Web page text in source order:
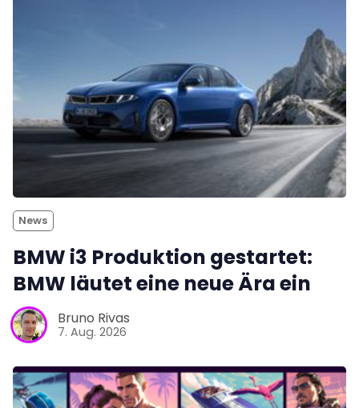
News
BMW i3 Produktion gestartet:
BMW läutet eine neue Ära ein
Bruno Rivas
7. Aug. 2026